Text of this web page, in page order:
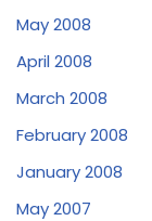
May 2008
April 2008
March 2008
February 2008
January 2008
May 2007